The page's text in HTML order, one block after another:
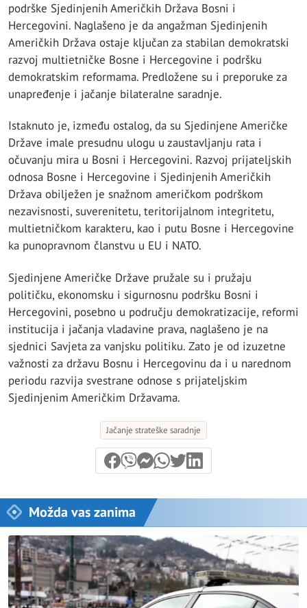
podrške Sjedinjenih Američkih Država Bosni i
Hercegovini. Naglašeno je da angažman Sjedinjenih
Američkih Država ostaje ključan za stabilan demokratski
razvoj multietničke Bosne i Hercegovine i podršku
demokratskim reformama. Predložene su i preporuke za
unapređenje i jačanje bilateralne saradnje.
Istaknuto je, između ostalog, da su Sjedinjene Američke
Države imale presudnu ulogu u zaustavljanju rata i
očuvanju mira u Bosni i Hercegovini. Razvoj prijateljskih
odnosa Bosne i Hercegovine i Sjedinjenih Američkih
Država obilježen je snažnom američkom podrškom
nezavisnosti, suverenitetu, teritorijalnom integritetu,
multietničkom karakteru, kao i putu Bosne i Hercegovine
ka punopravnom članstvu u EU i NATO.
Sjedinjene Američke Države pružale su i pružaju
političku, ekonomsku i sigurnosnu podršku Bosni i
Hercegovini, posebno u području demokratizacije, reformi
institucija i jačanja vladavine prava, naglašeno je na
sjednici Savjeta za vanjsku politiku. Zato je od izuzetne
važnosti za državu Bosnu i Hercegovinu da i u narednom
periodu razvija svestrane odnose s prijateljskim
Sjedinjenim Američkim Državama.
Jačanje strateške saradnje
Možda vas zanima